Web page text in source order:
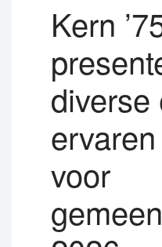
Kern
diverse
voor